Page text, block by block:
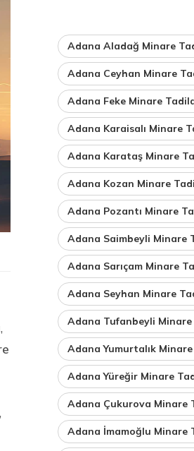
,
Adana Aladağ Minare
Adana Ceyhan Minare
Adana Feke Minare
Adana Karaisalı Minare
Adana Karataş Minare
Adana Kozan Minare
Adana Pozantı Minare
Adana Saimbeyli Minare
Adana Sarıçam Minare
Adana Seyhan Minare
Adana Tufanbeyli Minare
Adana Yumurtalık
Adana Yüreğir Minare
Adana Çukurova Minare
Adana İmamoğlu Minare